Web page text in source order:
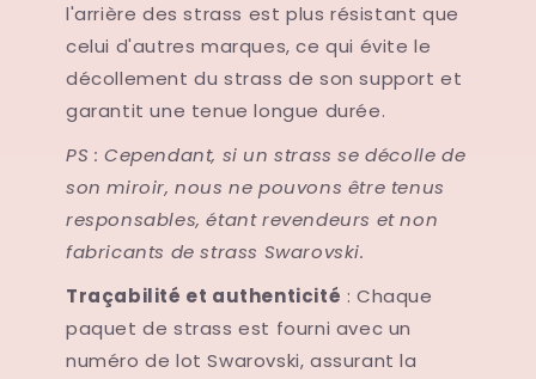
l'arrière des strass est plus résistant que
celui d'autres marques, ce qui évite le
décollement du strass de son support et
garantit une tenue longue durée.
PS : Cependant, si un strass se décolle de
son miroir, nous ne pouvons être tenus
responsables, étant revendeurs et non
fabricants de strass Swarovski.
Traçabilité et authenticité : Chaque
paquet de strass est fourni avec un
numéro de lot Swarovski, assurant la